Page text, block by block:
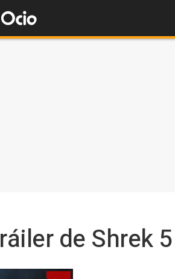
de Shrek 5